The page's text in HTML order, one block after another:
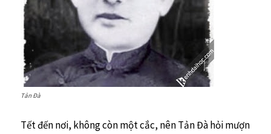
Tản Đà
Tết đến nơi, không còn một cắc, nên Tản Đà hỏi mượn